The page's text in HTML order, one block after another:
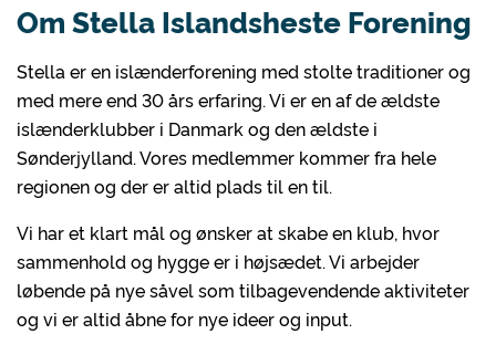
Om Stella Islandsheste Forening
Stella er en islænderforening med stolte traditioner og
med mere end 30 års erfaring. Vi er en af de ældste
islænderklubber i Danmark og den ældste i
Sønderjylland. Vores medlemmer kommer fra hele
regionen og der er altid plads til en til.
Vi har et klart mål og ønsker at skabe en klub, hvor
sammenhold og hygge er i højsædet. Vi arbejder
løbende på nye såvel som tilbagevendende aktiviteter
og vi er altid åbne for nye ideer og input.